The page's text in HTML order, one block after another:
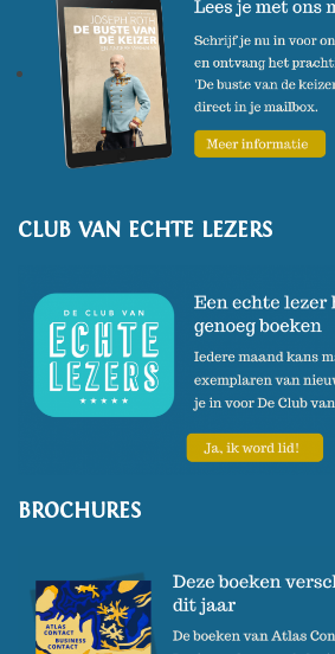
CLUB VAN ECHTE LEZERS
BROCHURES